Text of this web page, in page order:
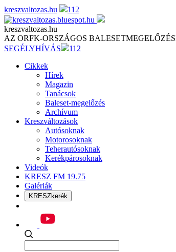
Skip
to
content
kreszvaltozas.hu 112
kreszvaltozas.hu
AZ ORFK-ORSZÁGOS
SEGÉLYHÍVÁS
112
Cikkek
Hírek
Magazin
Tanácsok
Baleset-megelőzés
Archívum
Kreszváltozások
Autósoknak
Motorosoknak
Teherautósoknak
Kerékpárosoknak
Videók
KRESZ FM 19.75
Galériák
KRESZkerék